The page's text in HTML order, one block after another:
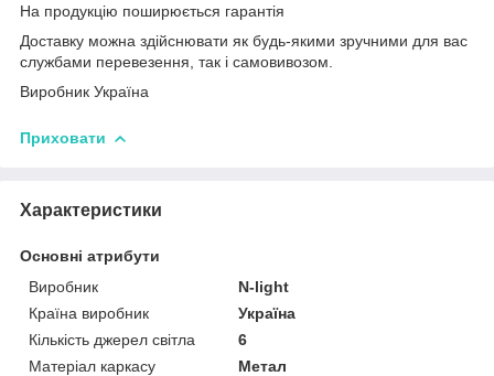
На продукцію поширюється гарантія
Доставку можна здійснювати як будь-якими зручними для вас
службами перевезення, так і самовивозом.
Виробник Україна
Приховати
Характеристики
Основні атрибути
Виробник
N-light
Країна виробник
Україна
Кількість джерел світла
6
Матеріал каркасу
Метал